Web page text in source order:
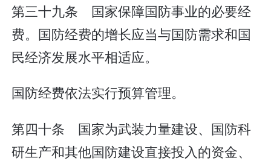
第三十九条 国家保障国防事业的必要经
费。国防经费的增长应当与国防需求和国
民经济发展水平相适应。
国防经费依法实行预算管理。
第四十条 国家为武装力量建设、国防科
研生产和其他国防建设直接投入的资金、